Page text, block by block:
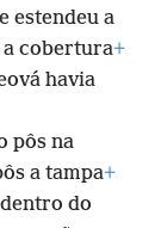
estendeu a
cobertura+
havia
pôs na
a tampa+
do